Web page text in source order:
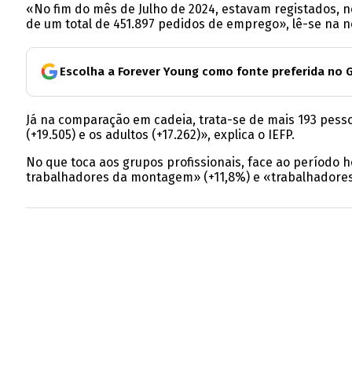
«No fim do mês de Julho de 2024, estavam registados,
de um total de 451.897 pedidos de emprego», lê-se na
Escolha a Forever Young como fonte preferida no
Já na comparação em cadeia, trata-se de mais 193
(+19.505) e os adultos (+17.262)», explica o IEFP.
No que toca aos grupos profissionais, face ao período
trabalhadores da montagem» (+11,8%) e